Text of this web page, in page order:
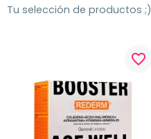
Tu selección de productos ;)
favorite_border